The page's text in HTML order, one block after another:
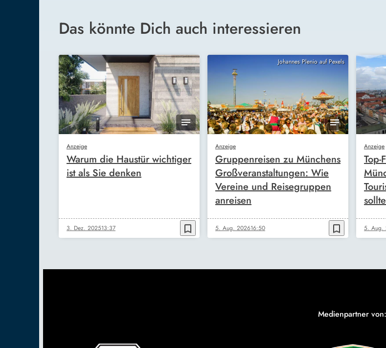
Das könnte Dich auch interessieren
Anzeige
Warum die Haustür wichtiger
ist als Sie denken
3. Dez. 202513:37 bookmark_border
Johannes Plenio auf Pexels
Anzeige
Gruppenreisen zu Münchens
Großveranstaltungen: Wie
Vereine und Reisegruppen
anreisen
5. Aug. 202616:50 bookmark_border
Anzeige
5. Aug.
Medienpartner von: